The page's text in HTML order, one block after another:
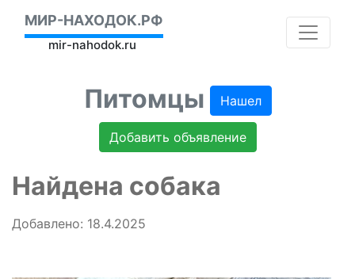
МИР-НАХОДОК.РФ
mir-nahodok.ru
Питомцы Нашел
Добавить объявление
Найдена собака
Добавлено: 18.4.2025